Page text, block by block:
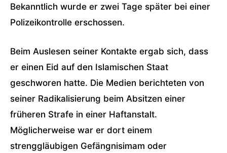
Bekanntlich wurde er zwei Tage später bei einer
Polizeikontrolle erschossen.
Beim Auslesen seiner Kontakte ergab sich, dass
er einen Eid auf den Islamischen Staat
geschworen hatte. Die Medien berichteten von
seiner Radikalisierung beim Absitzen einer
früheren Strafe in einer Haftanstalt.
Möglicherweise war er dort einem
strenggläubigen Gefängnisimam oder